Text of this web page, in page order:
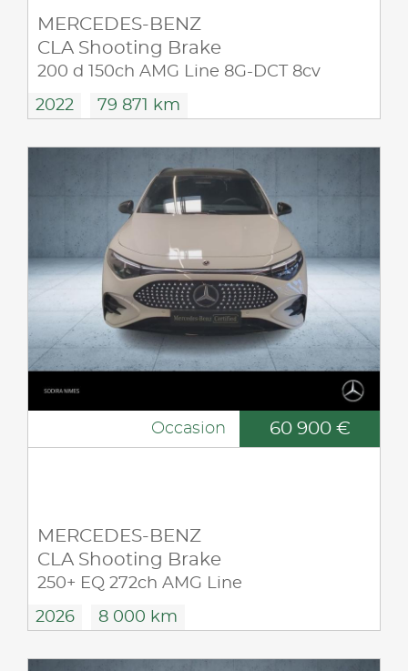
MERCEDES-BENZ
CLA Shooting Brake
200 d 150ch AMG Line 8G-DCT 8cv
2022 79 871 km
Occasion 60 900 €
MERCEDES-BENZ
CLA Shooting Brake
250+ EQ 272ch AMG Line
2026 8 000 km